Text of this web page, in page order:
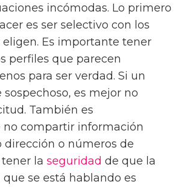
incómodas. Lo primero
es ser selectivo con los
eligen. Es importante tener
perfiles que parecen
para ser verdad. Si un
es mejor no
También es
no compartir información
dirección o números de
la seguridad de que la
se está hablando es